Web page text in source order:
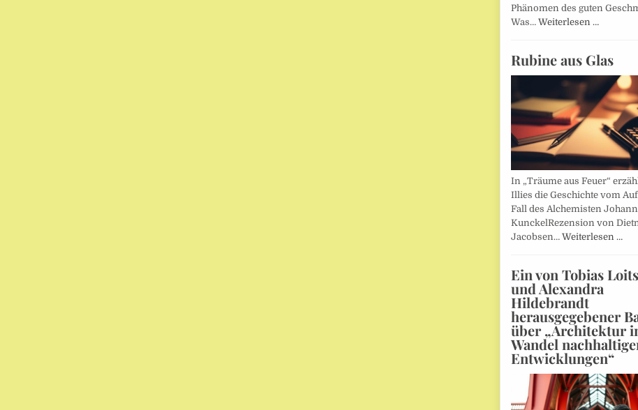
Phänomen des guten
Was… Weiterlesen …
Rubine aus Glas
In „Träume aus Feuer“
Illies die Geschichte vom
Fall des Alchemisten
KunckelRezension von
Jacobsen… Weiterlesen …
Ein von Tobias
und Alexandra
Hildebrandt
herausgegebener
über „Architektur
Wandel
Entwicklungen“